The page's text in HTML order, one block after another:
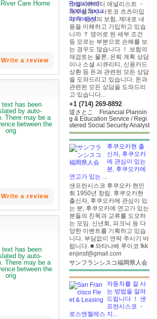
Write a review
Write a review
소셜시큐리티 애널리스트 ・
재무설계사 사토코 츠츠미입
니다. 당신의 보험, 제대로 내
용을 이해하고 가입하고 있습
니까 ？ 영어로 된 세부 조건
등 모르는 부분으로 손해를 보
는 경우도 많습니다 ！ 보험의
재검토는 물론, 은퇴 계획 상담
이나 소셜 시큐리티, 신용카드
상환 등 돈과 관련된 모든 상담
을 도와드리고 있습니다. 돈과
관련된 모든 상담을 도와드리
고 있습니다...
+1 (714) 269-8892
堤さとこ Financial Plannin
g & Education Service / Regi
stered Social Security Analyst
후쿠오카현 출
신자, 후쿠오카
에 관심이 있는
분, 후쿠오카에
연고가 있는 ...
샌프란시스코 후쿠오카 현민
회 1950년 창립. 후쿠오카현
출신자, 후쿠오카에 관심이 있
는 분, 후쿠오카에 연고가 있는
분들의 친목과 교류를 도모하
는 모임. 신년회, 피크닉 등 다
양한 이벤트를 기획하고 있습
니다. 부담없이 연락 주시기 바
랍니다. ■ 와타나베 루이코 fkk
enjinsf@gmail.com
サンフランシスコ福岡県人会
자동차를 잘 사
는 방법을 알려
드립니다 ！ 샌
프란시스코 ・
로스앤젤레스 지...